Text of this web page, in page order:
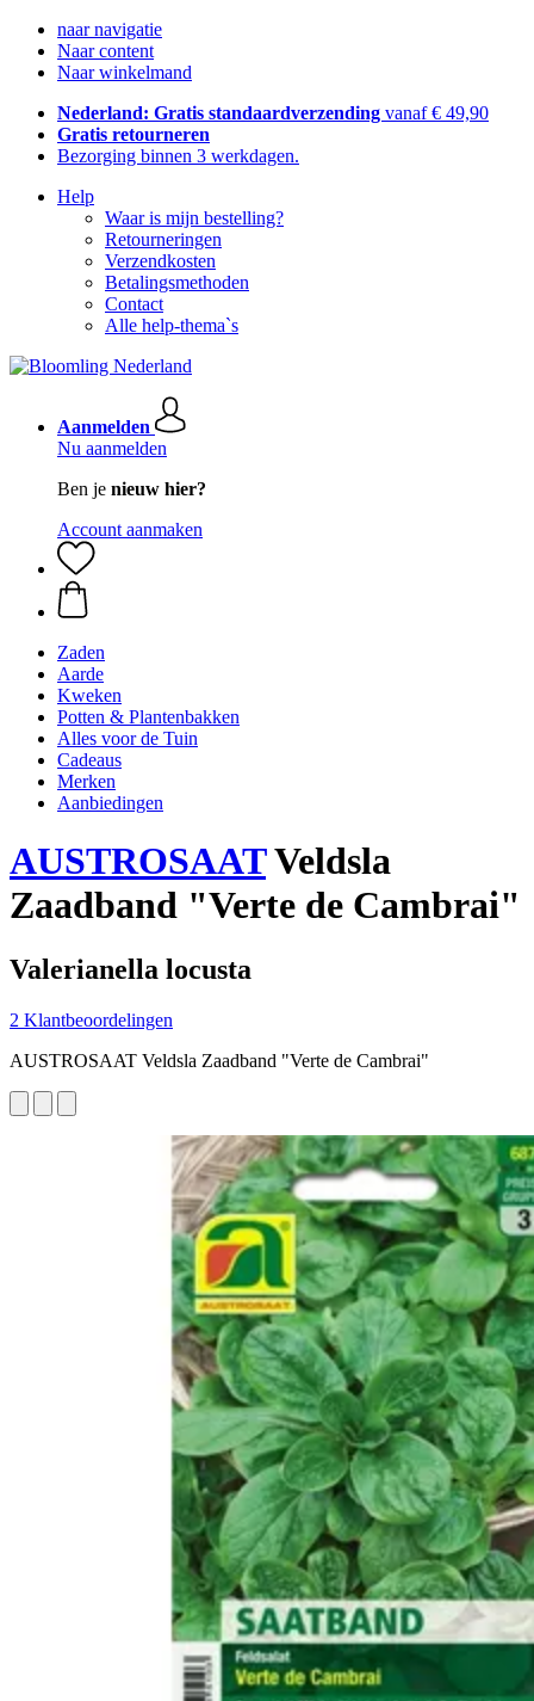
naar navigatie
Naar content
Naar winkelmand
Nederland: Gratis standaardverzending vanaf € 49,90
Gratis retourneren
Bezorging binnen 3 werkdagen.
Help
Waar is mijn bestelling?
Retourneringen
Verzendkosten
Betalingsmethoden
Contact
Alle help-thema`s
Aanmelden
Nu aanmelden
Ben je nieuw hier?
Account aanmaken
Zaden
Aarde
Kweken
Potten & Plantenbakken
Alles voor de Tuin
Cadeaus
Merken
Aanbiedingen
AUSTROSAATVeldsla
Zaadband "Verte de Cambrai"
Valerianella locusta
2 Klantbeoordelingen
AUSTROSAAT Veldsla Zaadband "Verte de Cambrai"